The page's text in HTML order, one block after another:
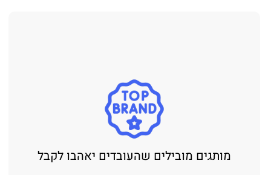
מותגים מובילים שהעובדים יאהבו לקבל